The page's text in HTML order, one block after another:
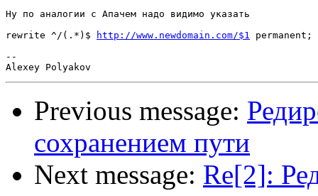
Ну по аналогии с Апачем надо видимо указать
rewrite ^/(.*)$
http://www.newdomain.com/$1 permanent;
--
Previous message:
сохранением пути
Next message: Re[2]: